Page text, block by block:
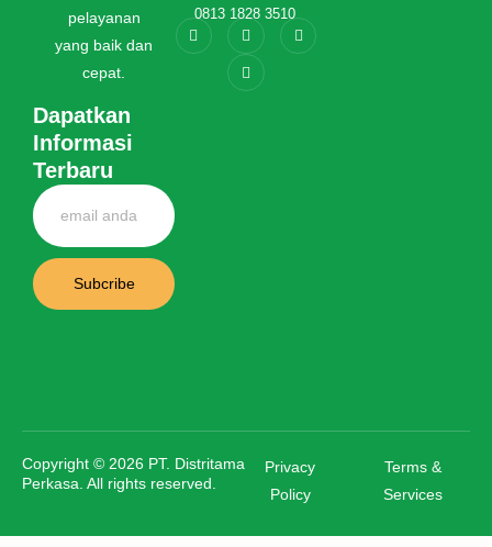
pelayanan
yang baik dan
cepat.
Dapatkan
Informasi
Terbaru
Subcribe
0813 1828 3510
Copyright © 2026 PT. Distritama
Perkasa. All rights reserved.
Privacy
Policy
Terms &
Services